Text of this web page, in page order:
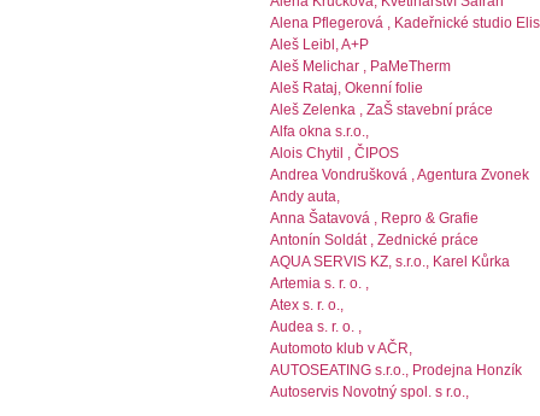
Alena Pflegerová , Kadeřnické studio Elis
Aleš Leibl, A+P
Aleš Melichar , PaMeTherm
Aleš Rataj, Okenní folie
Aleš Zelenka , ZaŠ stavební práce
Alfa okna s.r.o.,
Alois Chytil , ČIPOS
Andrea Vondrušková , Agentura Zvonek
Andy auta,
Anna Šatavová , Repro & Grafie
Antonín Soldát , Zednické práce
AQUA SERVIS KZ, s.r.o., Karel Kůrka
Artemia s. r. o. ,
Atex s. r. o.,
Audea s. r. o. ,
Automoto klub v AČR,
AUTOSEATING s.r.o., Prodejna Honzík
Autoservis Novotný spol. s r.o.,